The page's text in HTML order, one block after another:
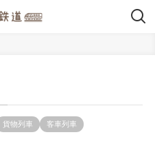
貨物列車 客車列車